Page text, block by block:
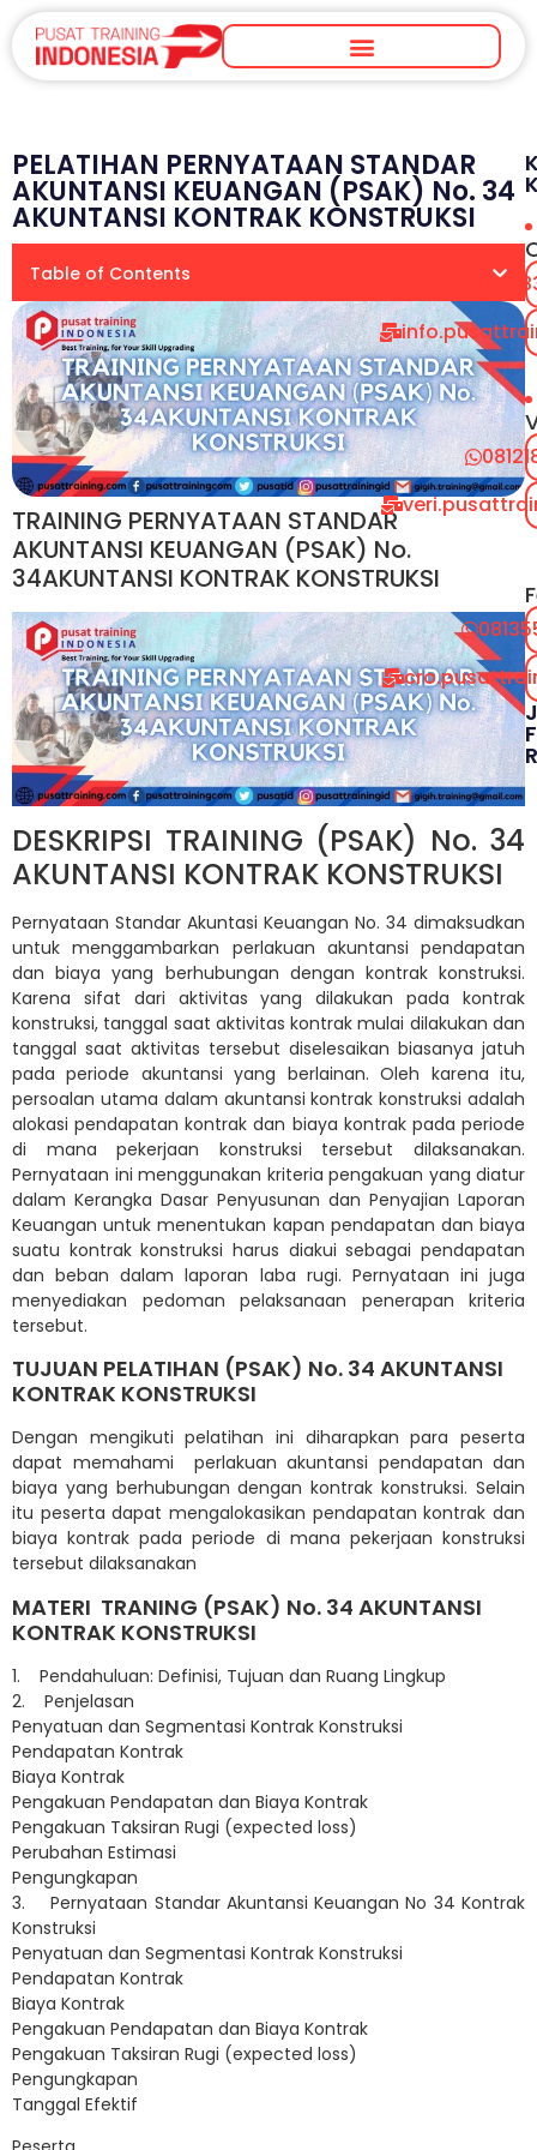
PELATIHAN PERNYATAAN STANDAR
AKUNTANSI KEUANGAN (PSAK) No. 34
AKUNTANSI KONTRAK KONSTRUKSI
Table of Contents
TRAINING PERNYATAAN STANDAR
AKUNTANSI KEUANGAN (PSAK) No.
34AKUNTANSI KONTRAK KONSTRUKSI
DESKRIPSI TRAINING (PSAK) No. 34
AKUNTANSI KONTRAK KONSTRUKSI
Pernyataan Standar Akuntasi Keuangan No. 34 dimaksudkan
untuk menggambarkan perlakuan akuntansi pendapatan
dan biaya yang berhubungan dengan kontrak konstruksi.
Karena sifat dari aktivitas yang dilakukan pada kontrak
konstruksi, tanggal saat aktivitas kontrak mulai dilakukan dan
tanggal saat aktivitas tersebut diselesaikan biasanya jatuh
pada periode akuntansi yang berlainan. Oleh karena itu,
persoalan utama dalam akuntansi kontrak konstruksi adalah
alokasi pendapatan kontrak dan biaya kontrak pada periode
di mana pekerjaan konstruksi tersebut dilaksanakan.
Pernyataan ini menggunakan kriteria pengakuan yang diatur
dalam Kerangka Dasar Penyusunan dan Penyajian Laporan
Keuangan untuk menentukan kapan pendapatan dan biaya
suatu kontrak konstruksi harus diakui sebagai pendapatan
dan beban dalam laporan laba rugi. Pernyataan ini juga
menyediakan pedoman pelaksanaan penerapan kriteria
tersebut.
TUJUAN PELATIHAN (PSAK) No. 34 AKUNTANSI
KONTRAK KONSTRUKSI
Dengan mengikuti pelatihan ini diharapkan para peserta
dapat memahami perlakuan akuntansi pendapatan dan
biaya yang berhubungan dengan kontrak konstruksi. Selain
itu peserta dapat mengalokasikan pendapatan kontrak dan
biaya kontrak pada periode di mana pekerjaan konstruksi
tersebut dilaksanakan
MATERI TRANING (PSAK) No. 34 AKUNTANSI
KONTRAK KONSTRUKSI
1. Pendahuluan: Definisi, Tujuan dan Ruang Lingkup
2. Penjelasan
Penyatuan dan Segmentasi Kontrak Konstruksi
Pendapatan Kontrak
Biaya Kontrak
Pengakuan Pendapatan dan Biaya Kontrak
Pengakuan Taksiran Rugi (expected loss)
Perubahan Estimasi
Pengungkapan
3. Pernyataan Standar Akuntansi Keuangan No 34 Kontrak
Konstruksi
Penyatuan dan Segmentasi Kontrak Konstruksi
Pendapatan Kontrak
Biaya Kontrak
Pengakuan Pendapatan dan Biaya Kontrak
Pengakuan Taksiran Rugi (expected loss)
Pengungkapan
Tanggal Efektif